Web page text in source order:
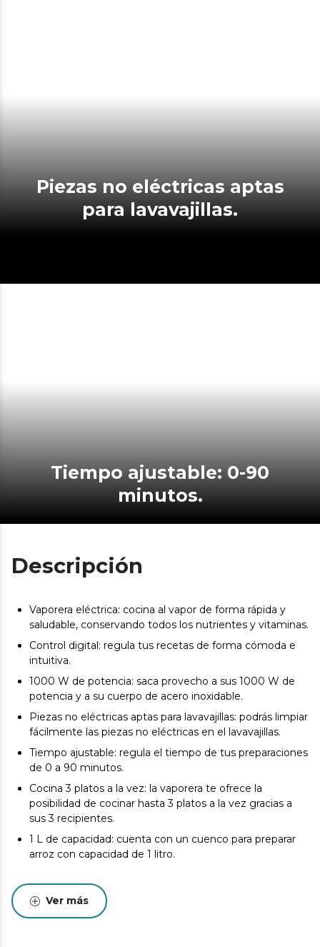
Piezas no eléctricas aptas
para lavavajillas.
Tiempo ajustable: 0-90
minutos.
Descripción
Vaporera eléctrica: cocina al vapor de forma rápida y
saludable, conservando todos los nutrientes y vitaminas.
Control digital: regula tus recetas de forma cómoda e
intuitiva.
1000 W de potencia: saca provecho a sus 1000 W de
potencia y a su cuerpo de acero inoxidable.
Piezas no eléctricas aptas para lavavajillas: podrás limpiar
fácilmente las piezas no eléctricas en el lavavajillas.
Tiempo ajustable: regula el tiempo de tus preparaciones
de 0 a 90 minutos.
Cocina 3 platos a la vez: la vaporera te ofrece la
posibilidad de cocinar hasta 3 platos a la vez gracias a
sus 3 recipientes.
1 L de capacidad: cuenta con un cuenco para preparar
arroz con capacidad de 1 litro.
Ver más